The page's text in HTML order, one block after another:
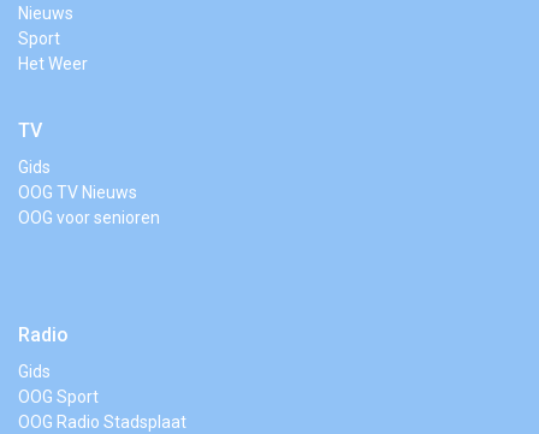
Nieuws
Sport
Het Weer
TV
Gids
OOG TV Nieuws
OOG voor senioren
Radio
Gids
OOG Sport
OOG Radio Stadsplaat